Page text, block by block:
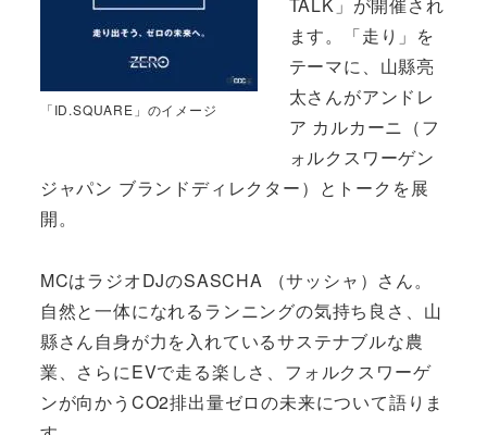
「ID.SQUARE」のイメージ
TALK」が開催され
ます。「走り」を
テーマに、山縣亮
太さんがアンドレ
ア カルカーニ（フ
ォルクスワーゲン
ジャパン ブランドディレクター）とトークを展
開。
MCはラジオDJのSASCHA （サッシャ）さん。
自然と一体になれるランニングの気持ち良さ、山
縣さん自身が力を入れているサステナブルな農
業、さらにEVで走る楽しさ、フォルクスワーゲ
ンが向かうCO2排出量ゼロの未来について語りま